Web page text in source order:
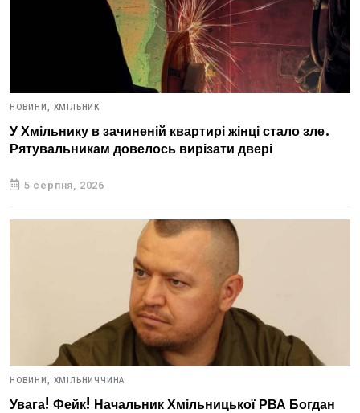
НОВИНИ, ХМІЛЬНИК
У Хмільнику в зачиненій квартирі жінці стало зле.
Рятувальникам довелось вирізати двері
5 серпня, 2026
НОВИНИ, ХМІЛЬНИЧЧИНА
Увага! Фейк! Начальник Хмільницької РВА Богдан